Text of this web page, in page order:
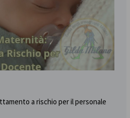
a rischio per il personale